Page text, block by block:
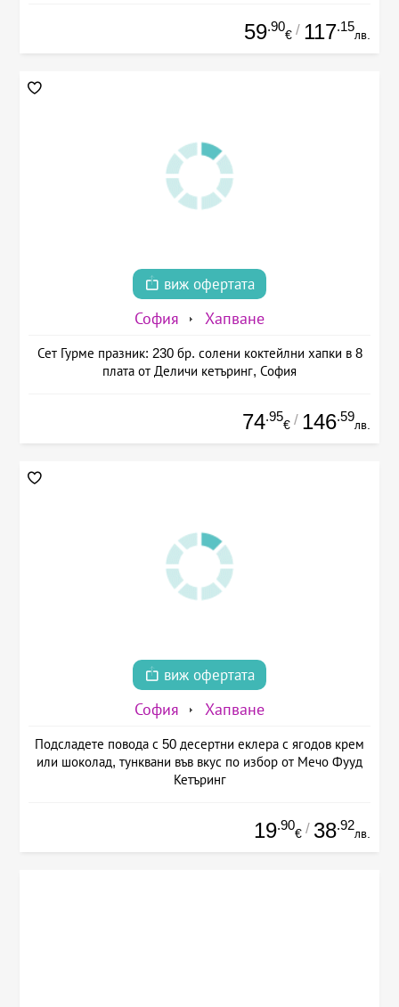
59.90
€ / 117.15
лв.
виж офертата
София Хапване
Сет Гурме празник: 230 бр. солени коктейлни хапки в 8
плата от Деличи кетъринг, София
74.95
€ / 146.59
лв.
виж офертата
София Хапване
Подсладете повода с 50 десертни еклера с ягодов крем
или шоколад, тунквани във вкус по избор от Мечо Фууд
Кетъринг
19.90
€ / 38.92
лв.